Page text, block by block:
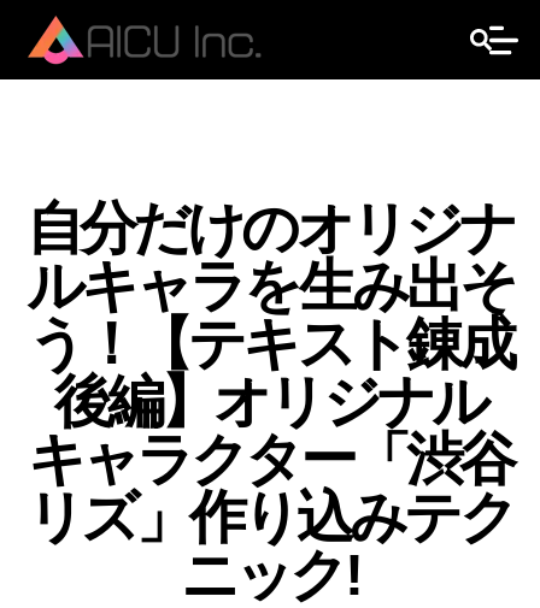
自分だけのオリジナ
ルキャラを生み出そ
う！【テキスト錬成
後編】オリジナル
キャラクター「渋谷
リズ」作り込みテク
ニック!